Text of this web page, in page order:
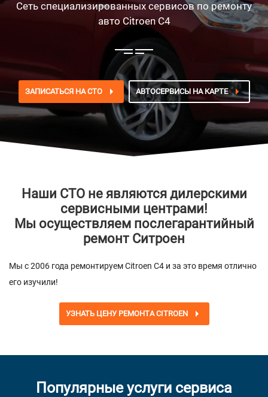
Сеть специализированных сервисов по ремонту
авто Citroen C4
ЗАПИСАТЬСЯ НА СТО АВТОСЕРВИСЫ НА КАРТЕ
Наши СТО не являются дилерскими
сервисными центрами!
Мы осуществляем послегарантийный
ремонт Ситроен
Мы с 2006 года ремонтируем Citroen C4 и за это время отлично
его изучили!
УЗНАТЬ ЦЕНУ РЕМОНТА CITROEN
Популярные услуги сервиса